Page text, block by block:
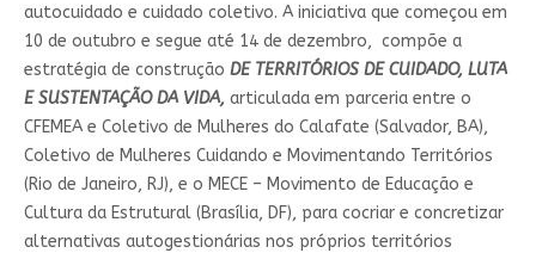
autocuidado e cuidado coletivo. A iniciativa que começou em
10 de outubro e segue até 14 de dezembro, compõe a
estratégia de construção DE TERRITÓRIOS DE CUIDADO, LUTA
E SUSTENTAÇÃO DA VIDA, articulada em parceria entre o
CFEMEA e Coletivo de Mulheres do Calafate (Salvador, BA),
Coletivo de Mulheres Cuidando e Movimentando Territórios
(Rio de Janeiro, RJ), e o MECE – Movimento de Educação e
Cultura da Estrutural (Brasília, DF), para cocriar e concretizar
alternativas autogestionárias nos próprios territórios